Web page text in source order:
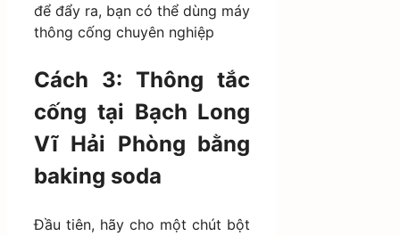
để đẩy ra, bạn có thể dùng máy
thông cống chuyên nghiệp
Cách 3: Thông tắc
cống tại Bạch Long
Vĩ Hải Phòng bằng
baking soda
Đầu tiên, hãy cho một chút bột